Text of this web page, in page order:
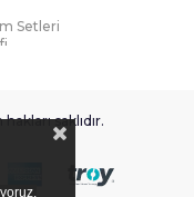
Setleri
saklıdır.